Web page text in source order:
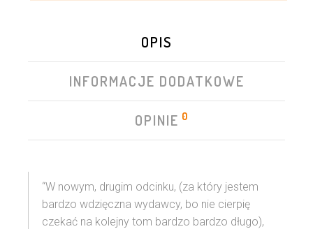
OPIS
INFORMACJE DODATKOWE
OPINIE 0
“W nowym, drugim odcinku, (za który jestem
bardzo wdzięczna wydawcy, bo nie cierpię
czekać na kolejny tom bardzo bardzo długo),